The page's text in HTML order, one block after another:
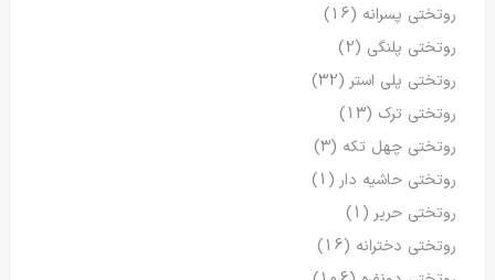
روتختی پسرانه (16)
روتختی پلنگی (2)
روتختی پلی استر (32)
روتختی ترک (13)
روتختی چهل تکه (3)
روتختی حاشیه دار (1)
روتختی حریر (1)
روتختی دخترانه (16)